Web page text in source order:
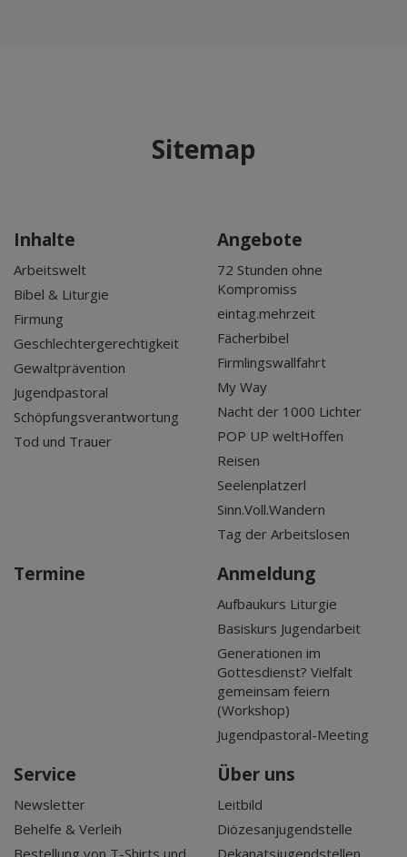
Sitemap
Inhalte
Arbeitswelt
Bibel & Liturgie
Firmung
Geschlechtergerechtigkeit
Gewaltprävention
Jugendpastoral
Schöpfungsverantwortung
Tod und Trauer
Angebote
72 Stunden ohne
Kompromiss
eintag.mehrzeit
Fächerbibel
Firmlingswallfahrt
My Way
Nacht der 1000 Lichter
POP UP weltHoffen
Reisen
Seelenplatzerl
Sinn.Voll.Wandern
Tag der Arbeitslosen
Termine Anmeldung
Aufbaukurs Liturgie
Basiskurs Jugendarbeit
Generationen im
Gottesdienst? Vielfalt
gemeinsam feiern
(Workshop)
Jugendpastoral-Meeting
Service
Newsletter
Behelfe & Verleih
Bestellung von T-Shirts und
Über uns
Leitbild
Diözesanjugendstelle
Dekanatsjugendstellen